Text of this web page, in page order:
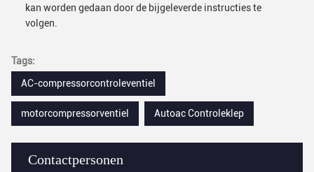
Contactpersonen
kan worden gedaan door de bijgeleverde instructies te
volgen.
Tags:
AC-compressorcontroleventiel
motorcompressorventiel Autoac Controleklep